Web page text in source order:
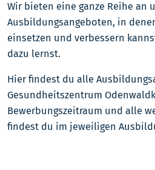
Wir bieten eine ganze Reihe an
Ausbildungsangeboten, in
einsetzen und verbessern
dazu lernst.
Hier findest du alle
Gesundheitszentrum
Bewerbungszeitraum und alle
findest du im jeweiligen